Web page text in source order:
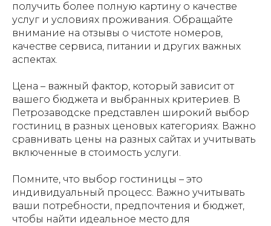
получить более полную картину о качестве
услуг и условиях проживания. Обращайте
внимание на отзывы о чистоте номеров,
качестве сервиса, питании и других важных
аспектах.
Цена – важный фактор, который зависит от
вашего бюджета и выбранных критериев. В
Петрозаводске представлен широкий выбор
гостиниц в разных ценовых категориях. Важно
сравнивать цены на разных сайтах и учитывать
включенные в стоимость услуги.
Помните, что выбор гостиницы – это
индивидуальный процесс. Важно учитывать
ваши потребности, предпочтения и бюджет,
чтобы найти идеальное место для